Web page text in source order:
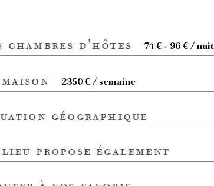
chambres d'hôtes 74 € - 96 € / nuit
2350 € / semaine
géographique
lieu propose également